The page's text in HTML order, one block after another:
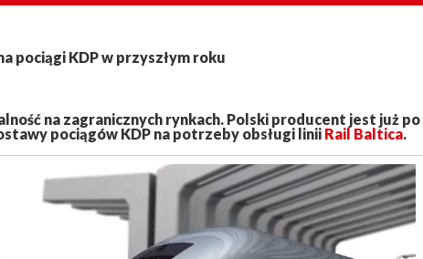
pociągi KDP w przyszłym roku
na zagranicznych rynkach. Polski producent jest już po
pociągów KDP na potrzeby obsługi linii Rail Baltica.